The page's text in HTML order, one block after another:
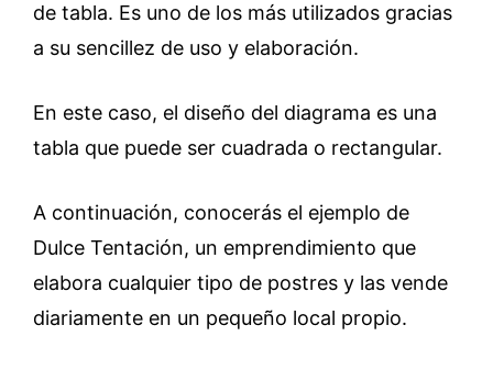
de tabla. Es uno de los más utilizados gracias
a su sencillez de uso y elaboración.
En este caso, el diseño del diagrama es una
tabla que puede ser cuadrada o rectangular.
A continuación, conocerás el ejemplo de
Dulce Tentación, un emprendimiento que
elabora cualquier tipo de postres y las vende
diariamente en un pequeño local propio.